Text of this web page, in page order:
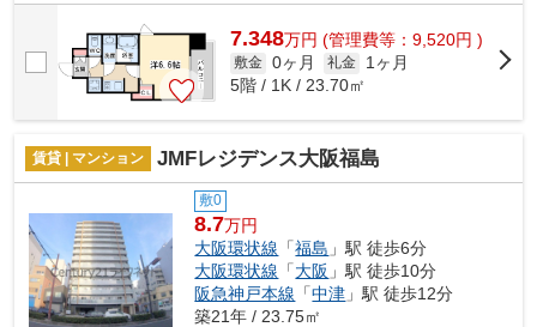
常に新鮮な空気を取り入れられる通風...
7.348万円 (管理費等：9,520円 )
敷金 0ヶ月 礼金
1ヶ月
5階 / 1K / 23.70㎡
賃貸 | マンション JMFレジデンス大阪福島
敷0
8.7万円
大阪環状線 「福島 」駅 徒歩6分
大阪環状線 「大阪 」駅 徒歩10分
阪急神戸本線 「中津 」駅 徒歩12分
築21年 / 23.75㎡